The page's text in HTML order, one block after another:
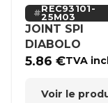
REC93101-
25M03
JOINT SPI
DIABOLO
5.86€TVA
Voir le